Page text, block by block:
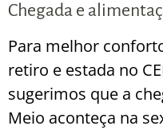
Chegada e
Para melhor
retiro e estada no
sugerimos que a
Meio aconteça na